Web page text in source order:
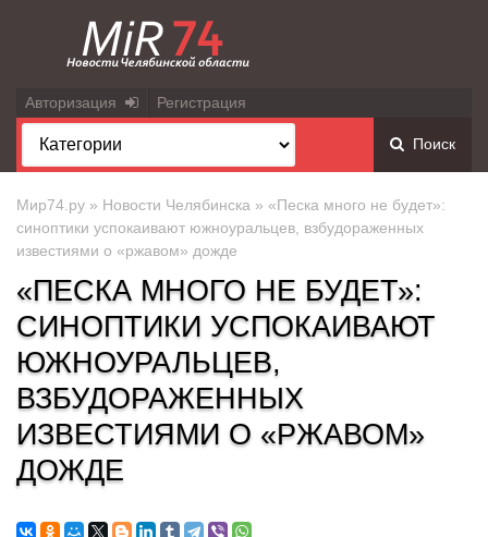
Авторизация Регистрация
Поиск
Мир74.ру » Новости Челябинска » «Песка много не будет»:
синоптики успокаивают южноуральцев, взбудораженных
известиями о «ржавом» дожде
«ПЕСКА МНОГО НЕ БУДЕТ»:
СИНОПТИКИ УСПОКАИВАЮТ
ЮЖНОУРАЛЬЦЕВ,
ВЗБУДОРАЖЕННЫХ
ИЗВЕСТИЯМИ О «РЖАВОМ»
ДОЖДЕ